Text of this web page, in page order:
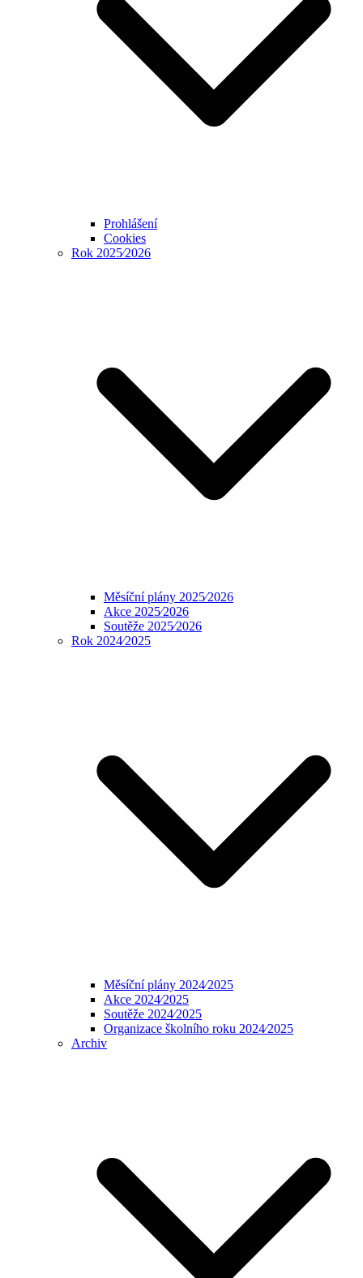
Prohlášení
Cookies
Rok 2025⁄2026
Měsíční plány 2025⁄2026
Akce 2025⁄2026
Soutěže 2025⁄2026
Rok 2024⁄2025
Měsíční plány 2024⁄2025
Akce 2024⁄2025
Soutěže 2024⁄2025
Organizace školního roku 2024⁄2025
Archiv